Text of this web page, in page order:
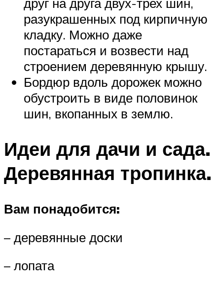
разукрашенных под кирпичную
кладку. Можно даже
постараться и возвести над
строением деревянную крышу.
Бордюр вдоль дорожек можно
обустроить в виде половинок
шин, вкопанных в землю.
Идеи для дачи и сада.
Деревянная тропинка.
Вам понадобится:
– деревянные доски
– лопата